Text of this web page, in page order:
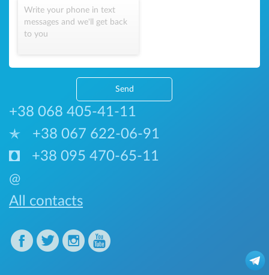
Write your phone in text
messages and we'll get back
to you
Send
+38 068 405-41-11
+38 067 622-06-91
+38 095 470-65-11
@
All contacts